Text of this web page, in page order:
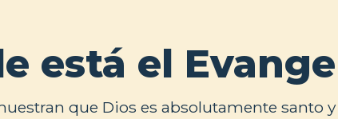
está el
que Dios es absolutamente santo